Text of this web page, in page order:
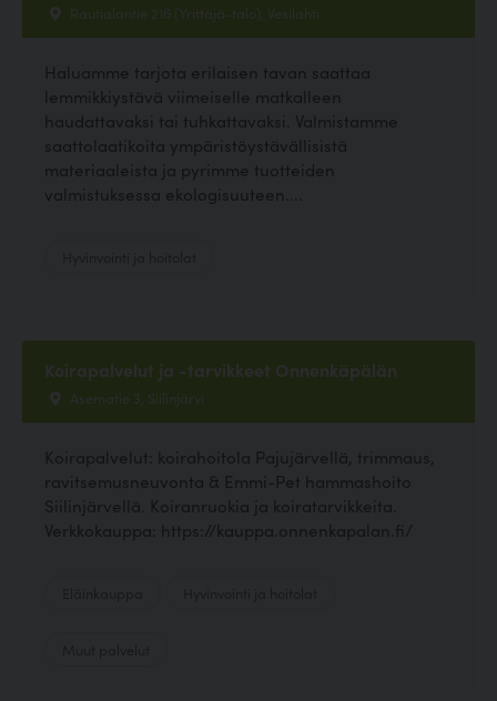
Rautialantie 216 (Yrittäjä-talo), Vesilahti
Haluamme tarjota erilaisen tavan saattaa
lemmikkiystävä viimeiselle matkalleen
haudattavaksi tai tuhkattavaksi. Valmistamme
saattolaatikoita ympäristöystävällisistä
materiaaleista ja pyrimme tuotteiden
valmistuksessa ekologisuuteen....
Koirapalvelut ja -tarvikkeet Onnenkäpälän
Asematie 3, Siilinjärvi
Koirapalvelut: koirahoitola Pajujärvellä, trimmaus,
ravitsemusneuvonta & Emmi-Pet hammashoito
Siilinjärvellä. Koiranruokia ja koiratarvikkeita.
Verkkokauppa: https://kauppa.onnenkapalan.fi/